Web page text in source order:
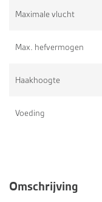
Maximale vlucht
Max. hefvermogen
Haakhoogte
Voeding
Omschrijving